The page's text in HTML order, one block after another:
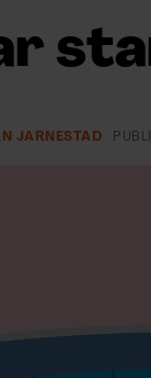
PÅ F&F
JARNESTAD